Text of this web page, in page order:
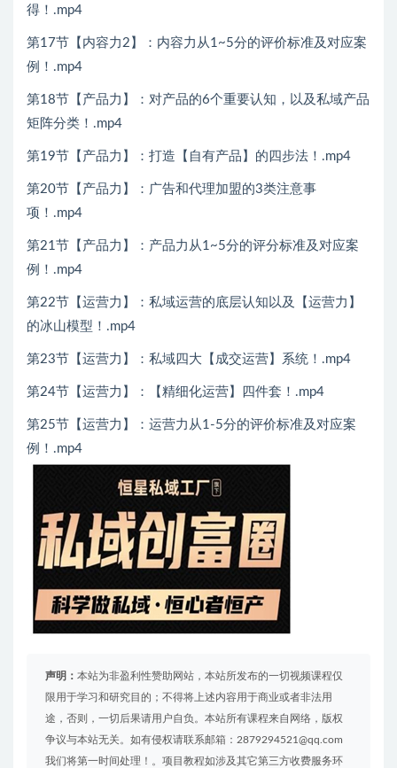
得！.mp4
第17节【内容力2】：内容力从1~5分的评价标准及对应案
例！.mp4
第18节【产品力】：对产品的6个重要认知，以及私域产品
矩阵分类！.mp4
第19节【产品力】：打造【自有产品】的四步法！.mp4
第20节【产品力】：广告和代理加盟的3类注意事
项！.mp4
第21节【产品力】：产品力从1~5分的评分标准及对应案
例！.mp4
第22节【运营力】：私域运营的底层认知以及【运营力】
的冰山模型！.mp4
第23节【运营力】：私域四大【成交运营】系统！.mp4
第24节【运营力】：【精细化运营】四件套！.mp4
第25节【运营力】：运营力从1-5分的评价标准及对应案
例！.mp4
声明： 本站为非盈利性赞助网站，本站所发布的一切视频课程仅
限用于学习和研究目的；不得将上述内容用于商业或者非法用
途，否则，一切后果请用户自负。本站所有课程来自网络，版权
争议与本站无关。如有侵权请联系邮箱：2879294521@qq.com
我们将第一时间处理！。项目教程如涉及其它第三方收费服务环